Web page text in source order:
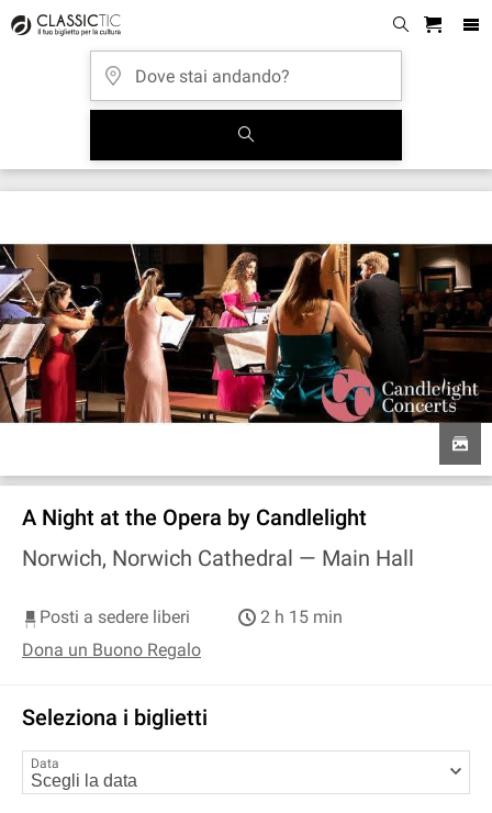
A Night at the Opera by Candlelight
Norwich, Norwich Cathedral — Main Hall
Posti a sedere liberi
2 h 15 min
Dona un Buono Regalo
Seleziona i biglietti
Data